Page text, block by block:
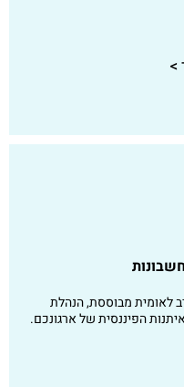
>
לאומית מבוססת, הנהלת
הפיננסית של ארגונכם.